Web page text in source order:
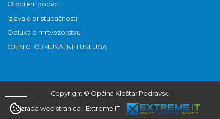
Otvoreni podaci
Izjava o pristupačnosti
Odluka o mrtvozorstvu
CJENICI KOMUNALNIH USLUGA
Copyright © Općina Kloštar Podravski
Izrada web stranica - Extreme IT